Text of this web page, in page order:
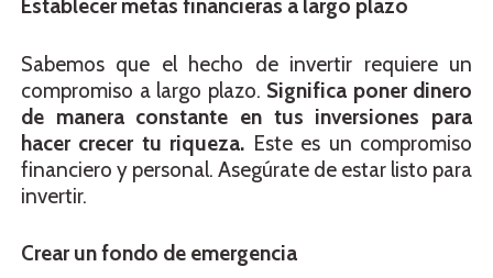
Establecer metas financieras a largo plazo
Sabemos que el hecho de invertir requiere un
compromiso a largo plazo. Significa poner dinero
de manera constante en tus inversiones para
hacer crecer tu riqueza. Este es un compromiso
financiero y personal. Asegúrate de estar listo para
invertir.
Crear un fondo de emergencia